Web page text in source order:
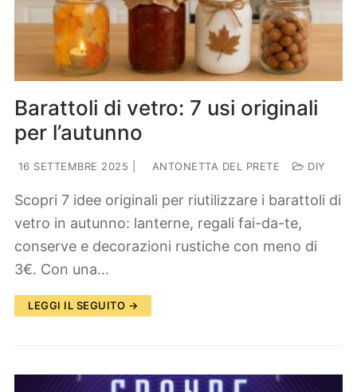
Barattoli di vetro: 7 usi originali
per l’autunno
16 SETTEMBRE 2025 ANTONETTA DEL PRETE DIY
Scopri 7 idee originali per riutilizzare i barattoli di
vetro in autunno: lanterne, regali fai-da-te,
conserve e decorazioni rustiche con meno di
3€. Con una…
LEGGI IL SEGUITO →